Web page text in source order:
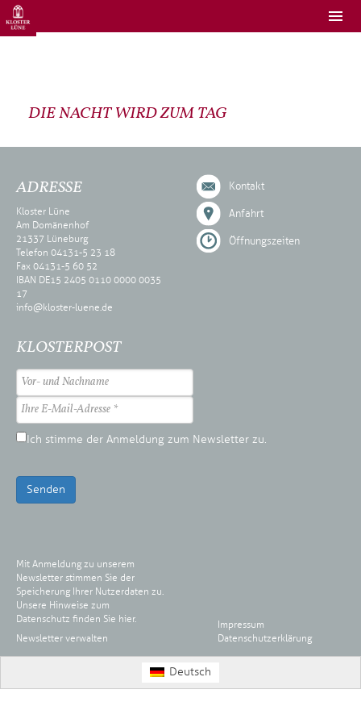
DIE NACHT WIRD ZUM TAG
ADRESSE
Kloster Lüne
Am Domänenhof
21337 Lüneburg
Telefon 04131-5 23 18
Fax 04131-5 60 52
IBAN DE15 2405 0110 0000 0035
17
info@kloster-luene.de
Kontakt
Anfahrt
Öffnungszeiten
KLOSTERPOST
Ich stimme der Anmeldung zum Newsletter zu.
Senden
Mit Anmeldung zu unserem
Newsletter stimmen Sie der
Speicherung Ihrer Nutzerdaten zu.
Unsere Hinweise zum
Datenschutz finden Sie hier.
Newsletter verwalten
Impressum
Datenschutzerklärung
Deutsch